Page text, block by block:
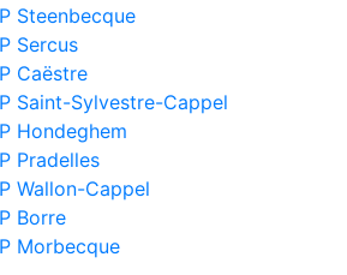
Steenbecque
Sercus
Caëstre
Saint-Sylvestre-Cappel
Hondeghem
Pradelles
Wallon-Cappel
Borre
Morbecque